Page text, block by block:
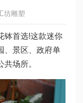
坊雕塑
钵首选!这款迷你
、景区、政府单
场所。